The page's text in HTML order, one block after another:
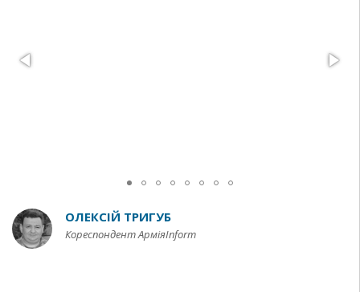
ОЛЕКСІЙ ТРИГУБ
Кореспондент АрміяInform